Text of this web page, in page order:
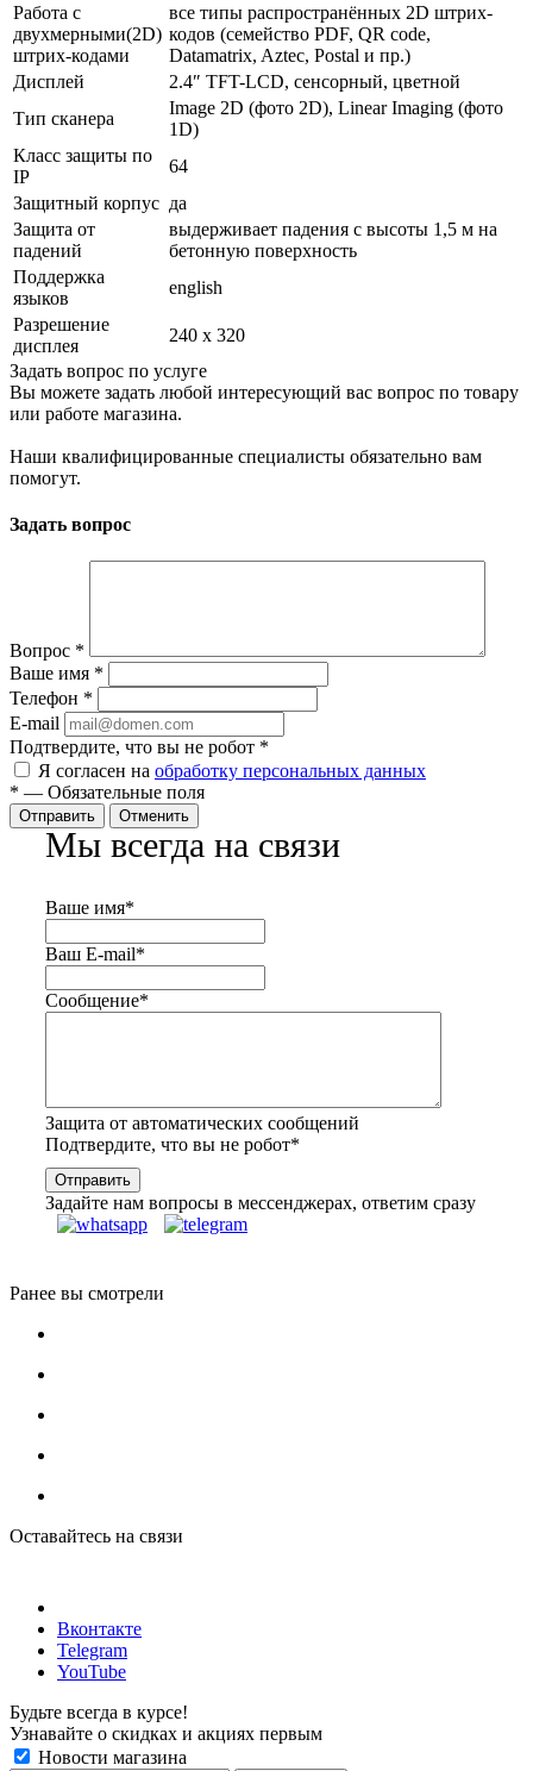
Работа с
двухмерными(2D)
штрих-кодами
все типы распространённых 2D штрих-
кодов (семейство PDF, QR code,
Datamatrix, Aztec, Postal и пр.)
Дисплей
2.4″ TFT-LCD, сенсорный, цветной
Тип сканера
Image 2D (фото 2D), Linear Imaging (фото
1D)
Класс защиты по
IP
64
Защитный корпус да
Защита от
падений
выдерживает падения с высоты 1,5 м на
бетонную поверхность
Поддержка
языков
english
Разрешение
дисплея
240 x 320
Задать вопрос по услуге
Вы можете задать любой интересующий вас вопрос по товару
или работе магазина.
Наши квалифицированные специалисты обязательно вам
помогут.
Задать вопрос
Вопрос *
Ваше имя *
Телефон *
E-mail
Подтвердите, что вы не робот *
Я согласен на обработку персональных данных
* — Обязательные поля
Отправить Отменить
Мы всегда на связи
Ваше имя*
Ваш E-mail*
Сообщение*
Защита от автоматических сообщений
Подтвердите, что вы не робот*
Задайте нам вопросы в мессенджерах, ответим сразу
Ранее вы смотрели
Оставайтесь на связи
Вконтакте
Telegram
YouTube
Будьте всегда в курсе!
Узнавайте о скидках и акциях первым
Новости магазина